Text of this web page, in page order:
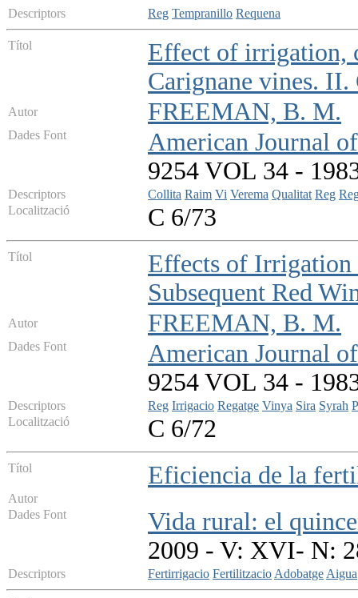
Descriptors Reg Tempranillo Requena
Títol
Effect of irrigation,
Carignane vines.
Autor FREEMAN, B. M.
Dades Font
American Journal
9254 VOL 34 -
Descriptors Collita Raim Vi Verema Qualitat Reg
Localització
C 6/73
Títol
Effects of Irrigation
Subsequent Red
Autor FREEMAN, B. M.
Dades Font
American Journal
9254 VOL 34 -
Descriptors Reg Irrigacio Regatge Vinya Sira Syrah
Localització
C 6/72
Títol Eficiencia de la
Autor
Dades Font
Vida rural: el
2009 - V: XVI- N:
Descriptors Fertirrigacio FertilitzacioAdobatgeAigua